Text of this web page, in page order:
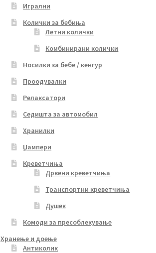
Игрални
Колички за бебиња
Летни колички
Комбинирани колички
Носилки за бебе / кенгур
Проодувалки
Релаксатори
Седишта за автомобил
Хранилки
Џампери
Креветчиња
Дрвени креветчиња
Транспортни креветчиња
Душек
Комоди за пресоблекување
Хранење и доење
Антиколик